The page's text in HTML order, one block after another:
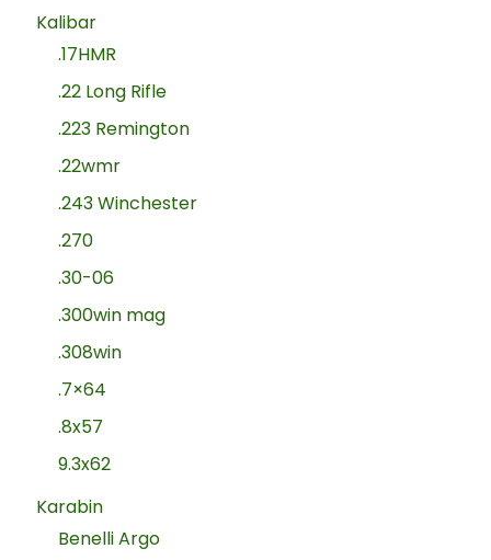
Kalibar
.17HMR
.22 Long Rifle
.223 Remington
.22wmr
.243 Winchester
.270
.30-06
.300win mag
.308win
.7×64
.8x57
9.3x62
Karabin
Benelli Argo